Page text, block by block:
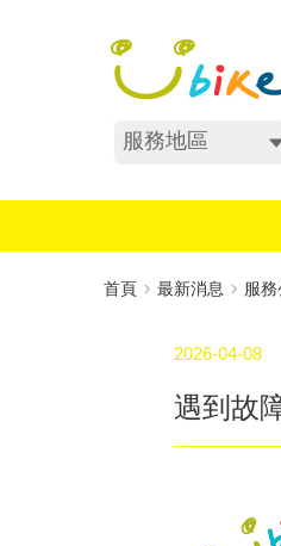
服務地區
首頁 最新消息 服
2026-04-08
遇到故